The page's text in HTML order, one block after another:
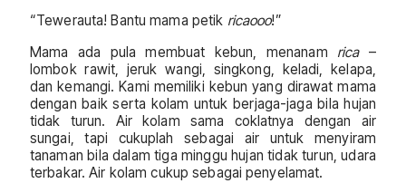
“Tewerauta! Bantu mama petik ricaooo!”
Mama ada pula membuat kebun, menanam rica –
lombok rawit, jeruk wangi, singkong, keladi, kelapa,
dan kemangi. Kami memiliki kebun yang dirawat mama
dengan baik serta kolam untuk berjaga-jaga bila hujan
tidak turun. Air kolam sama coklatnya dengan air
sungai, tapi cukuplah sebagai air untuk menyiram
tanaman bila dalam tiga minggu hujan tidak turun, udara
terbakar. Air kolam cukup sebagai penyelamat.